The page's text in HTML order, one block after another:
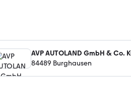
AVP AUTOLAND GmbH & Co.
84489 Burghausen